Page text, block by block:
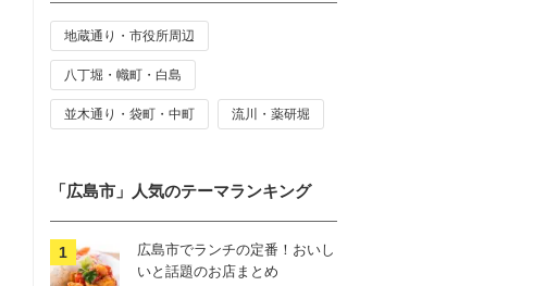
地蔵通り・市役所周辺
八丁堀・幟町・白島
並木通り・袋町・中町 流川・薬研堀
「広島市」人気のテーマランキング
広島市でランチの定番！おいし
いと話題のお店まとめ